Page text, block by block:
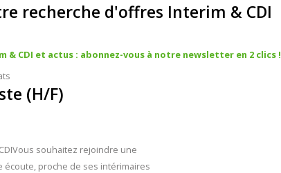
recherche d'offres Interim & CDI
CDI et actus : abonnez-vous à notre newsletter en 2 clics !
(H/F)
Vous souhaitez rejoindre une
écoute, proche de ses intérimaires